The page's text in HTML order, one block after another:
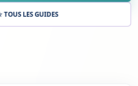
TOUS LES GUIDES